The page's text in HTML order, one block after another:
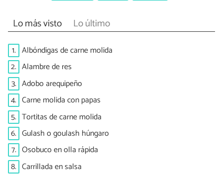
Lo más visto Lo último
1. Albóndigas de carne molida
2. Alambre de res
3. Adobo arequipeño
4. Carne molida con papas
5. Tortitas de carne molida
6. Gulash o goulash húngaro
7. Osobuco en olla rápida
8. Carrillada en salsa